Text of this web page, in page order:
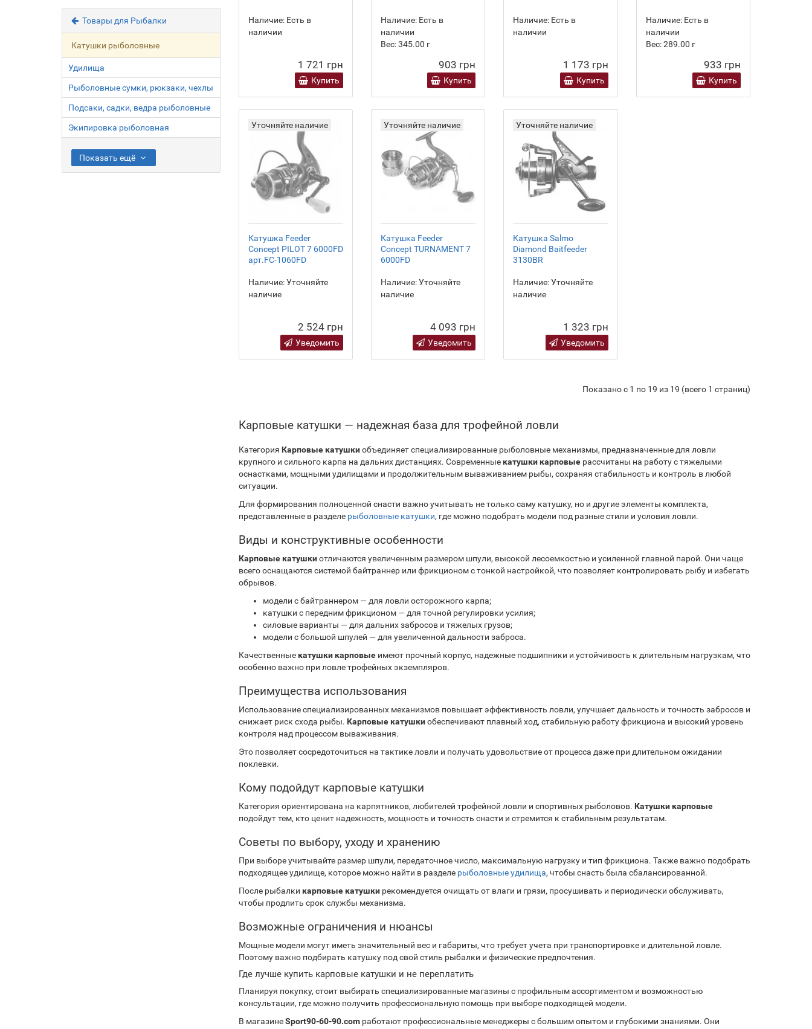
Товары для Рыбалки
Катушки рыболовные
Удилища
Рыболовные сумки, рюкзаки, чехлы
Подсаки, садки, ведра рыболовные
Экипировка рыболовная
Показать ещё
Наличие:Есть в
наличии
1 721 грн
Купить
Наличие:Есть в
наличии
Вес:345.00 г
903 грн
Купить
Наличие: Есть в
наличии
1 173 грн
Купить
Наличие:Есть в
наличии
Вес: 289.00 г
933 грн
Купить
Уточняйте наличие
Катушка Feeder
Concept PILOT 7 6000FD
арт.FC-1060FD
Наличие:Уточняйте
наличие
2 524 грн
Уведомить
Уточняйте наличие
Катушка Feeder
Concept TURNAMENT 7
6000FD
Наличие:Уточняйте
наличие
4 093 грн
Уведомить
Уточняйте наличие
Катушка Salmo
Diamond Baitfeeder
3130BR
Наличие:Уточняйте
наличие
1 323 грн
Уведомить
Показано с 1 по 19 из 19 (всего 1 страниц)
Карповые катушки — надежная база для трофейной ловли
Категория Карповые катушкиобъединяет специализированные рыболовные механизмы, предназначенные для ловли
крупного и сильного карпа на дальних дистанциях. Современные катушки карповыерассчитаны на работу с тяжелыми
оснастками, мощными удилищами и продолжительным вываживанием рыбы, сохраняя стабильность и контроль в любой
ситуации.
Для формирования полноценной снасти важно учитывать не только саму катушку, но и другие элементы комплекта,
представленные в разделе рыболовные катушки, где можно подобрать модели под разные стили и условия ловли.
Виды и конструктивные особенности
Карповые катушкиотличаются увеличенным размером шпули, высокой лесоемкостью и усиленной главной парой. Они чаще
всего оснащаются системой байтраннер или фрикционом с тонкой настройкой, что позволяет контролировать рыбу и избегать
обрывов.
модели с байтраннером — для ловли осторожного карпа;
катушки с передним фрикционом — для точной регулировки усилия;
силовые варианты — для дальних забросов и тяжелых грузов;
модели с большой шпулей — для увеличенной дальности заброса.
Качественные катушки карповыеимеют прочный корпус, надежные подшипники и устойчивость к длительным нагрузкам, что
особенно важно при ловле трофейных экземпляров.
Преимущества использования
Использование специализированных механизмов повышает эффективность ловли, улучшает дальность и точность забросов и
снижает риск схода рыбы. Карповые катушкиобеспечивают плавный ход, стабильную работу фрикциона и высокий уровень
контроля над процессом вываживания.
Это позволяет сосредоточиться на тактике ловли и получать удовольствие от процесса даже при длительном ожидании
поклевки.
Кому подойдут карповые катушки
Категория ориентирована на карпятников, любителей трофейной ловли и спортивных рыболовов. Катушки карповые
подойдут тем, кто ценит надежность, мощность и точность снасти и стремится к стабильным результатам.
Советы по выбору, уходу и хранению
При выборе учитывайте размер шпули, передаточное число, максимальную нагрузку и тип фрикциона. Также важно подобрать
подходящее удилище, которое можно найти в разделе рыболовные удилища, чтобы снасть была сбалансированной.
После рыбалки карповые катушкирекомендуется очищать от влаги и грязи, просушивать и периодически обслуживать,
чтобы продлить срок службы механизма.
Возможные ограничения и нюансы
Мощные модели могут иметь значительный вес и габариты, что требует учета при транспортировке и длительной ловле.
Поэтому важно подбирать катушку под свой стиль рыбалки и физические предпочтения.
Где лучше купить карповые катушки и не переплатить
Планируя покупку, стоит выбирать специализированные магазины с профильным ассортиментом и возможностью
консультации, где можно получить профессиональную помощь при выборе подходящей модели.
В магазинеSport90-60-90.comработают профессиональные менеджеры с большим опытом и глубокими знаниями. Они